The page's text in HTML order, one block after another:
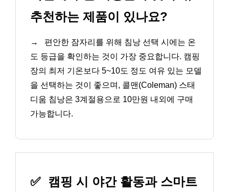
추천하는 제품이 있나요?
→
편안한 잠자리를 위해 침낭 선택 시에는 온
도 등급을 확인하는 것이 가장 중요합니다. 캠핑
장의 최저 기온보다 5~10도 정도 여유 있는 모델
을 선택하는 것이 좋으며, 콜맨(Coleman) 스태
디움 침낭은 3계절용으로 10만원 내외에 구매
가능합니다.
✅ 캠핑 시 야간 활동과 스마트